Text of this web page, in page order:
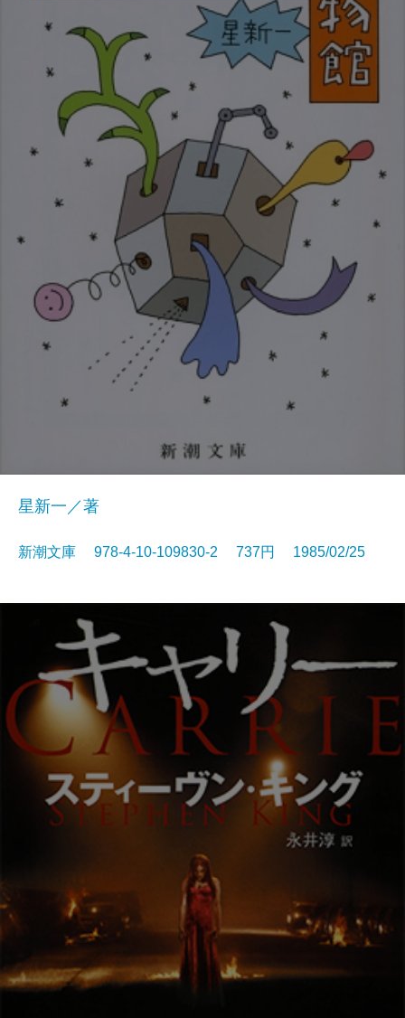
星新一／著
新潮文庫 978-4-10-109830-2 737円 1985/02/25